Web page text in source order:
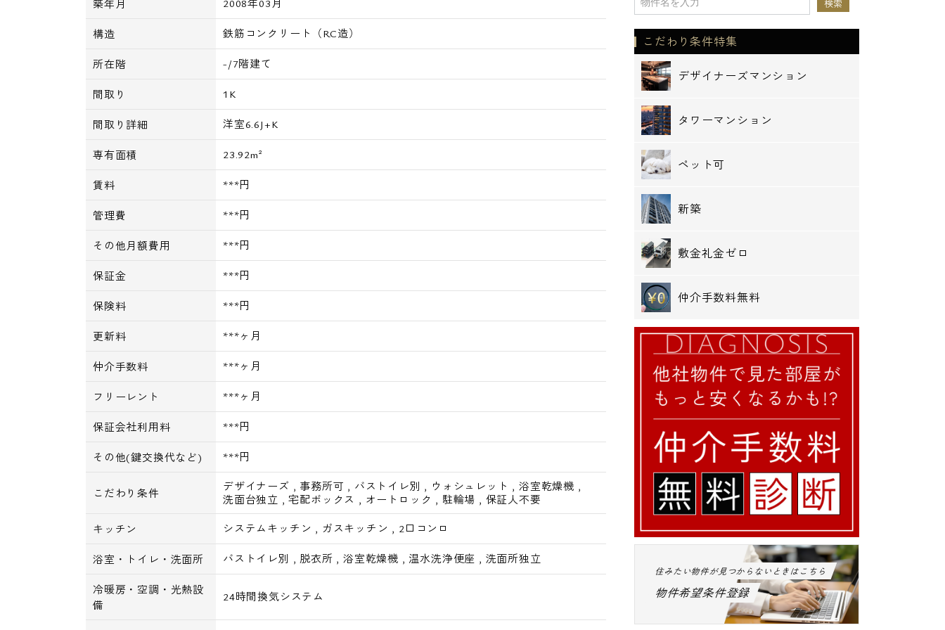
築年月 2008年03月
構造 鉄筋コンクリート（RC造）
所在階 -/7階建て
間取り 1K
間取り詳細 洋室6.6J+K
専有面積 23.92m²
賃料 ***円
管理費 ***円
その他月額費用 ***円
保証金 ***円
保険料 ***円
更新料 ***ヶ月
仲介手数料 ***ヶ月
フリーレント ***ヶ月
保証会社利用料 ***円
その他(鍵交換代など) ***円
こだわり条件 デザイナーズ , 事務所可 , バストイレ別 , ウォシュレット ,浴室乾燥機 ,
洗面台独立 ,宅配ボックス , オートロック , 駐輪場 , 保証人不要
キッチン システムキッチン , ガスキッチン , 2口コンロ
浴室・トイレ・洗面所 バストイレ別 , 脱衣所 ,浴室乾燥機 , 温水洗浄便座 , 洗面所独立
冷暖房・空調・光熱設
備
24時間換気システム
こだわり条件特集
デザイナーズマンション
タワーマンション
ペット可
新築
敷金礼金ゼロ
仲介手数料無料
住みたい物件が見つからないときはこちら
物件希望条件登録